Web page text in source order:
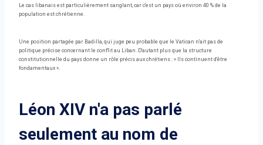
Le cas libanais est particulièrement sanglant, car c'est un pays où environ 40 % de la
population est chrétienne.
Une position partagée par Badilla, qui juge peu probable que le Vatican n'ait pas de
politique précise concernant le conflit au Liban. D'autant plus que la structure
constitutionnelle du pays donne un rôle précis aux chrétiens : « Ils continuent d'être
fondamentaux ».
Léon XIV n'a pas parlé
seulement au nom de